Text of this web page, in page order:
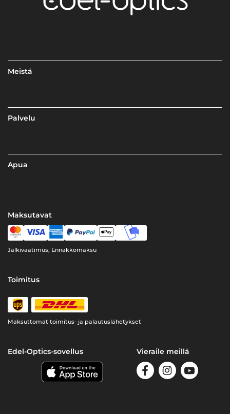
Meistä
Palvelu
Apua
Maksutavat
Jälkivaatimus, Ennakkomaksu
Toimitus
Maksuttomat toimitus- ja palautuslähetykset
Edel-Optics-sovellus Vieraile meillä